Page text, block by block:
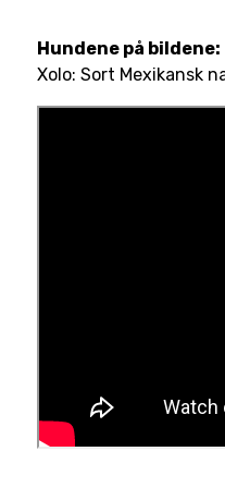
Hundene på bildene:
Xolo: Sort Mexikansk